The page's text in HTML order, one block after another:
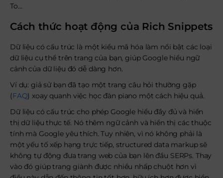
To…
Cách thức hoạt động của Rich Snippets
Dữ liệu có cấu trúc là một kiểu mã hóa làm nổi bật các loại
dữ liệu cụ thể trên trang của bạn, giúp Google hiểu ngữ
cảnh của dữ liệu đó dễ dàng hơn.
Ví dụ: giả sử bạn đã tạo một trang câu hỏi thường gặp
(FAQ) xoay quanh việc học đàn piano một cách hiệu quả.
Dữ liệu có cấu trúc cho phép Google hiểu đầy đủ và hiển
thị dữ liệu thực tế. Nó thêm ngữ cảnh và hiển thị các thuộc
tính mà Google yêu thích. Tuy nhiên, vì nó không phải là
một yếu tố xếp hạng trực tiếp, structured data markup sẽ
không tự động đưa trang web của bạn lên đầu SERPs. Thay
vào đó giúp trang giành được nhiều nhấp chuột hơn vì